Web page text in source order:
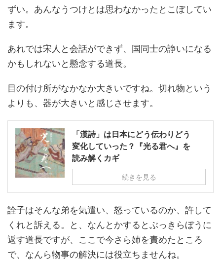
ずい。あんなうつけとは思わなかったとこぼしてい
ます。
あれでは宋人と会話ができず、国同士の諍いになる
かもしれないと懸念する道長。
目の付け所がなかなか大きいですね。切れ物という
よりも、器が大きいと感じさせます。
「漢詩」は日本にどう伝わりどう
変化していった？『光る君へ』を
読み解くカギ
続きを見る
詮子はそんな弟を気遣い、怒っているのか、許して
くれと訴える。と、なんとかするとぶっきらぼうに
返す道長ですが、ここで今さら姉を責めたところ
で、なんら物事の解決には役立ちませんね。